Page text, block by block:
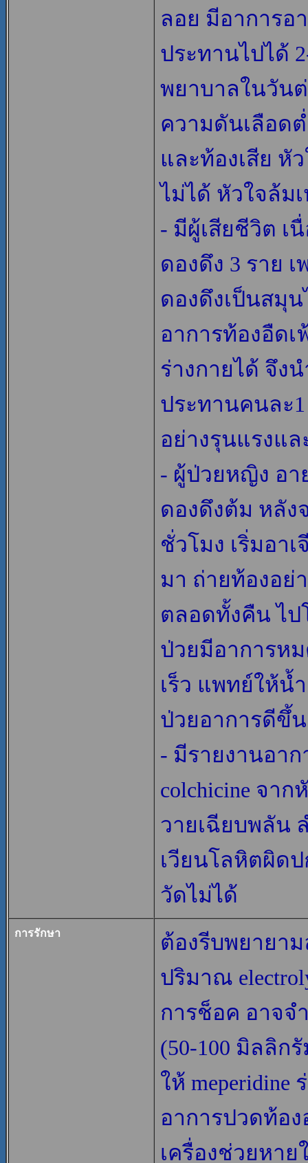
ลอย มีอาการอ
ประทานไปได้
พยาบาลในวัน
ความดันเลือด
และท้องเสีย หั
ไม่ได้ หัวใจล้ม
- มีผู้เสียชีวิต เ
ดองดึง 3 ราย
ดองดึงเป็นสมุ
อาการท้องอืด
ร่างกายได้ จึง
ประทานคนละ1
อย่างรุนแรงแ
- ผู้ป่วยหญิง อา
ดองดึงต้ม หลัง
ชั่วโมง เริ่มอา
มา ถ่ายท้องอย่
ตลอดทั้งคืน ไป
ป่วยมีอาการห
เร็ว แพทย์ให้น้
ป่วยอาการดีขึ้น
- มีรายงานอา
colchicine จา
วายเฉียบพลัน
เวียนโลหิตผิด
วัดไม่ได้
การรักษา
ต้องรีบพยายา
ปริมาณ
การช็อค อาจจ
(50-100 มิลลิก
ให้ meperidine
อาการปวดท้อ
เครื่องช่วยหา